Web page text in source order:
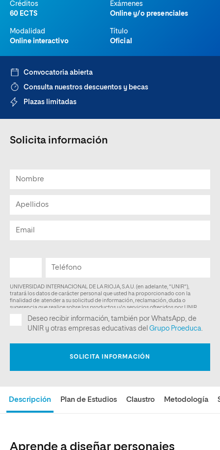
Créditos
60 ECTS
Exámenes
Online y/o presenciales
Modalidad
Online interactivo
Título
Oficial
Descripción Plan de Estudios Claustro Metodología
Aprende a diseñar personajes
Convocatoria abierta
Consulta nuestros descuentos y becas
Plazas limitadas
Solicita información